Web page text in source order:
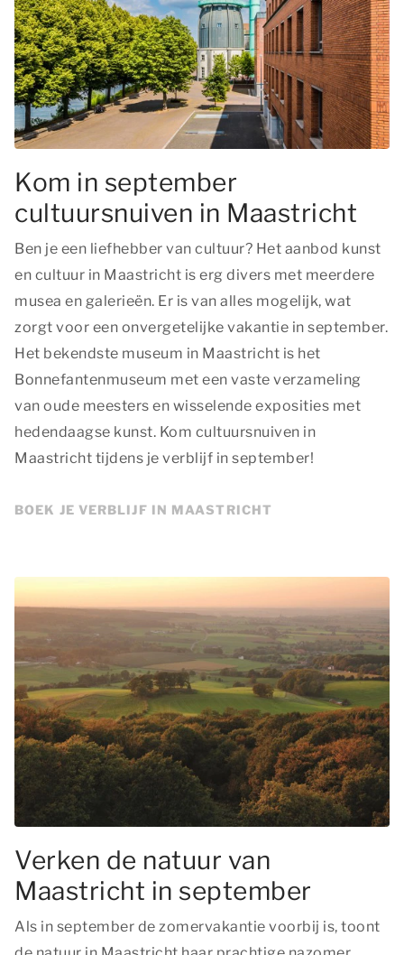
Kom in september
cultuursnuiven in Maastricht
Ben je een liefhebber van cultuur? Het aanbod kunst
en cultuur in Maastricht is erg divers met meerdere
musea en galerieën. Er is van alles mogelijk, wat
zorgt voor een onvergetelijke vakantie in september.
Het bekendste museum in Maastricht is het
Bonnefantenmuseum met een vaste verzameling
van oude meesters en wisselende exposities met
hedendaagse kunst. Kom cultuursnuiven in
Maastricht tijdens je verblijf in september!
BOEK JE VERBLIJF IN MAASTRICHT
Verken de natuur van
Maastricht in september
Als in september de zomervakantie voorbij is, toont